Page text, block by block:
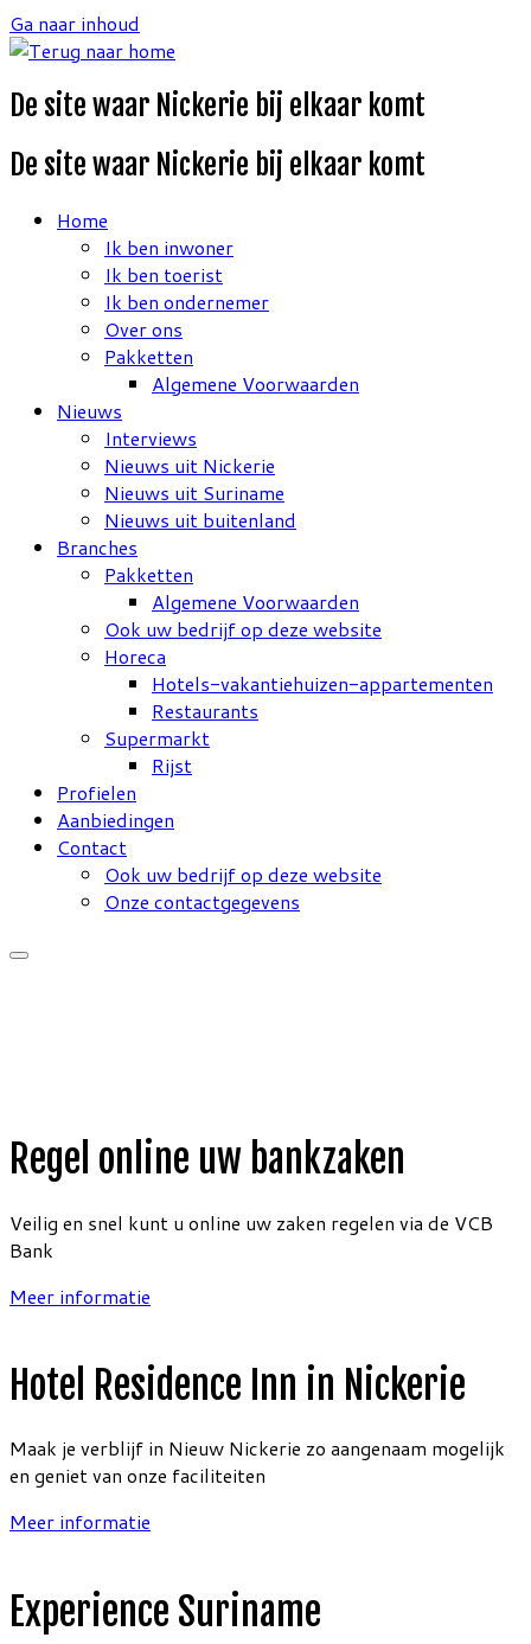
Ga naar inhoud
De site waar Nickerie bij elkaar komt
De site waar Nickerie bij elkaar komt
Home
Ik ben inwoner
Ik ben toerist
Ik ben ondernemer
Over ons
Pakketten
Algemene Voorwaarden
Nieuws
Interviews
Nieuws uit Nickerie
Nieuws uit Suriname
Nieuws uit buitenland
Branches
Pakketten
Algemene Voorwaarden
Ook uw bedrijf op deze website
Horeca
Hotels-vakantiehuizen-appartementen
Restaurants
Supermarkt
Rijst
Profielen
Aanbiedingen
Contact
Ook uw bedrijf op deze website
Onze contactgegevens
Regel online uw bankzaken
Veilig en snel kunt u online uw zaken regelen via de VCB
Bank
Meer informatie
Hotel Residence Inn in Nickerie
Maak je verblijf in Nieuw Nickerie zo aangenaam mogelijk
en geniet van onze faciliteiten
Meer informatie
Experience Suriname